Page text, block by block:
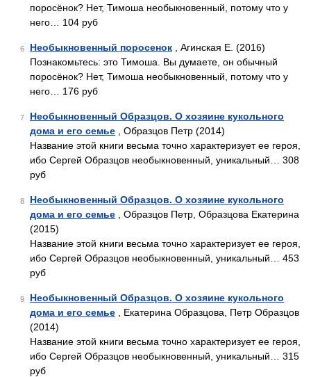
поросёнок? Нет, Тимоша необыкновенный, потому что у
него… 104 руб
6 Необыкновенный поросенок , Агинская Е. (2016)
Познакомьтесь: это Тимоша. Вы думаете, он обычный
поросёнок? Нет, Тимоша необыкновенный, потому что у
него… 176 руб
7
Необыкновенный Образцов. О хозяине кукольного
дома и его семье , Образцов Петр (2014)
Название этой книги весьма точно характеризует ее героя,
ибо Сергей Образцов необыкновенный, уникальный… 308
руб
8
Необыкновенный Образцов. О хозяине кукольного
дома и его семье , Образцов Петр, Образцова Екатерина
(2015)
Название этой книги весьма точно характеризует ее героя,
ибо Сергей Образцов необыкновенный, уникальный… 453
руб
9
Необыкновенный Образцов. О хозяине кукольного
дома и его семье , Екатерина Образцова, Петр Образцов
(2014)
Название этой книги весьма точно характеризует ее героя,
ибо Сергей Образцов необыкновенный, уникальный… 315
руб